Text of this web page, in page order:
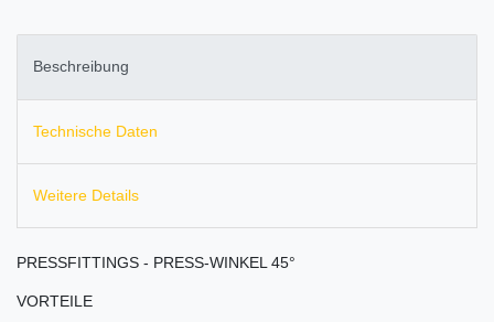
Beschreibung
Technische Daten
Weitere Details
PRESSFITTINGS - PRESS-WINKEL 45°
VORTEILE